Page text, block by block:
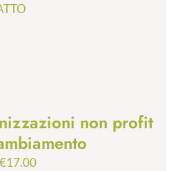
non profit
€17.00Fascia